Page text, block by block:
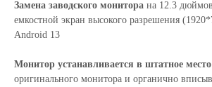
Замена заводского монитора на 12.3
емкостной экран высокого разрешения
Android 13
Монитор устанавливается в штатное место
оригинального монитора и органично